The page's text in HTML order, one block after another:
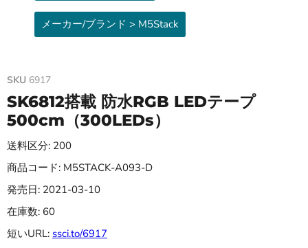
メーカー/ブランド > M5Stack
SKU 6917
SK6812搭載 防水RGB LEDテープ
500cm（300LEDs）
送料区分: 200
商品コード: M5STACK-A093-D
発売日: 2021-03-10
在庫数: 60
短いURL: ssci.to/6917